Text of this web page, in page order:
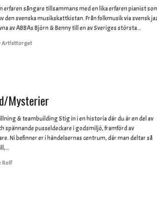
erfaren sångare tillsammans med en lika erfaren pianist
den svenska musikskattkistan. Från folkmusik via svensk
av ABBAs Björn & Benny till en av Sveriges största...
Artisttorget
Mysterier
& teambuilding Stig in i en historia där du är en del av
spännande pusseldeckare i godsmiljö, framförd av
Ni befinner er i händelsernas centrum, där man deltar så
Rolf